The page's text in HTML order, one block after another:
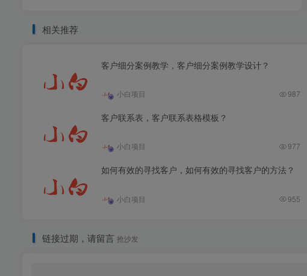
相关推荐
客户细分案例教学，客户细分案例教学设计？
小白项目 987
客户联系表，客户联系表格模板？
小白项目 977
如何有效的寻找客户，如何有效的寻找客户的方法？
小白项目 955
链接过期，请留言 抢沙发